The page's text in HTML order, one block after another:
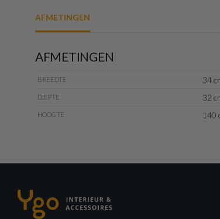
AFMETINGEN
AFMETINGEN
BREEDTE 34
DIEPTE 32
HOOGTE 140